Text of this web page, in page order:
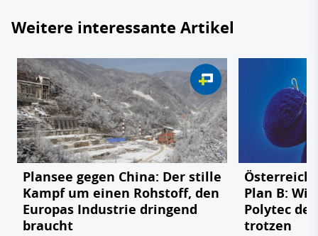
Weitere interessante Artikel
Plansee gegen China: Der stille
Kampf um einen Rohstoff, den
Europas Industrie dringend
braucht
Plan B:
Polytec
trotzen